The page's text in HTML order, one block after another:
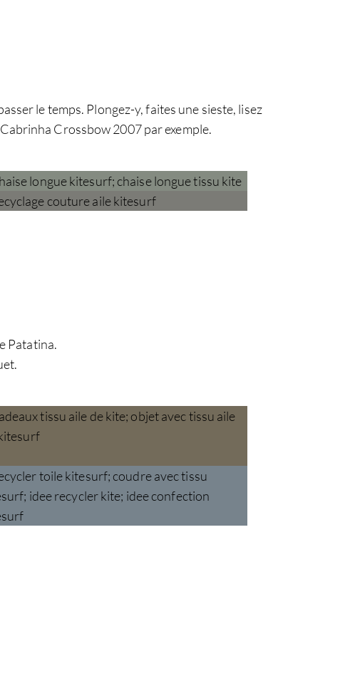
le temps. Plongez-y, faites une sieste, lisez
Crossbow 2007 par exemple.
Patatina.